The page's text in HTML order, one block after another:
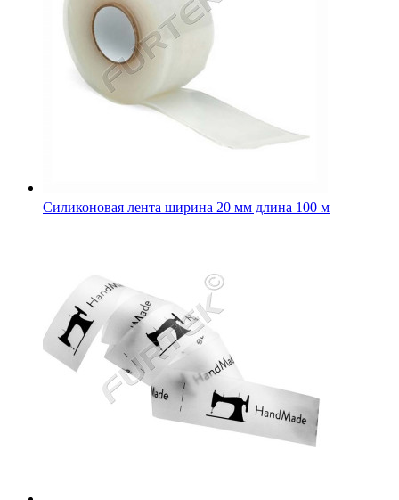
Силиконовая лента ширина 20 мм длина 100 м